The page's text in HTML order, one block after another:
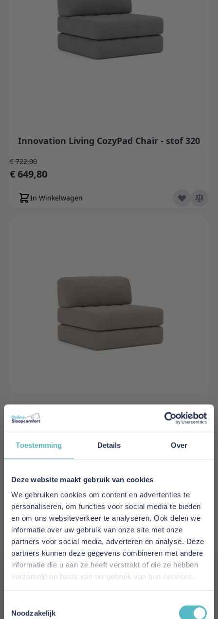
Toestemming Details Over
Deze website maakt gebruik van cookies
We gebruiken cookies om content en advertenties te
personaliseren, om functies voor social media te bieden
en om ons websiteverkeer te analyseren. Ook delen we
informatie over uw gebruik van onze site met onze
partners voor social media, adverteren en analyse. Deze
partners kunnen deze gegevens combineren met andere
informatie die u aan ze heeft verstrekt of die ze hebben
verzameld op basis van uw gebruik van hun services.
Noodzakelijk
Innovation Living CozyPad Chair - stof 320
Speciale prijs
€ 649,80
Normale prijs
€ 722,00
In Winkelwagen
Innovation Living CozyPad Chair - stof 318
Normale prijs